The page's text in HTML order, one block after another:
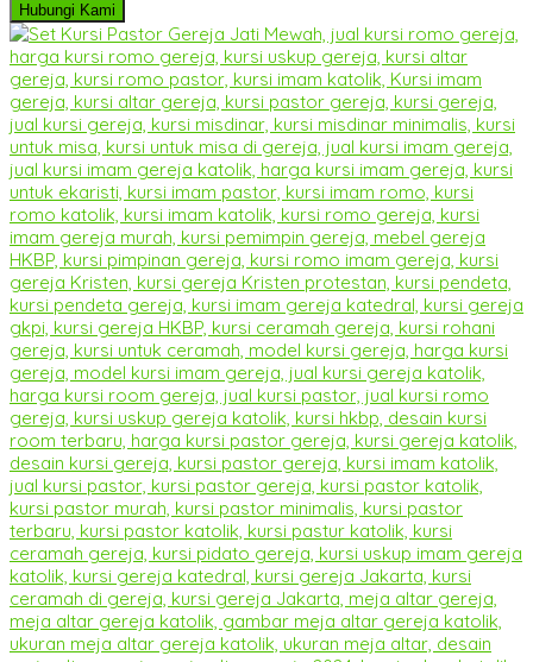
Hubungi Kami